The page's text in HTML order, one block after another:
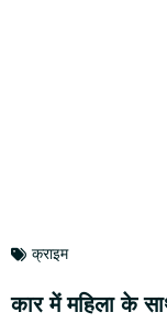
क्राइम
कार में महिला के